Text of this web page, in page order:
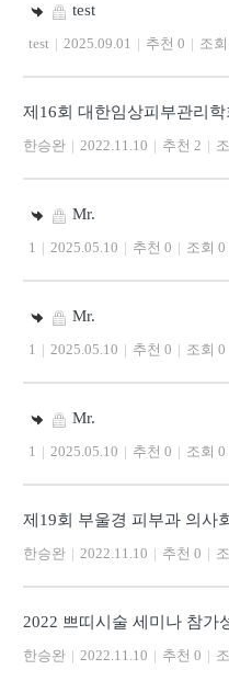
test
test | 2025.09.01 | 추천 0 | 조
제16회 대한임상피부관리
한승완 | 2022.11.10 | 추천 2 |
Mr.
1 | 2025.05.10 | 추천 0 | 조회 0
Mr.
1 | 2025.05.10 | 추천 0 | 조회 0
Mr.
1 | 2025.05.10 | 추천 0 | 조회 0
제19회 부울경 피부과 의사
한승완 | 2022.11.10 | 추천 0 |
2022 쁘띠시술 세미나 참가
한승완 | 2022.11.10 | 추천 0 |